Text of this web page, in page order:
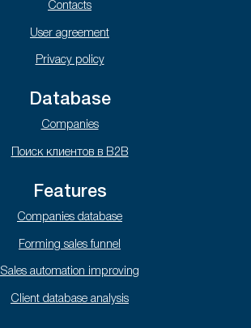
Contacts
User agreement
Privacy policy
Database
Companies
Поиск клиентов в B2B
Features
Companies database
Forming sales funnel
Sales automation improving
Client database analysis